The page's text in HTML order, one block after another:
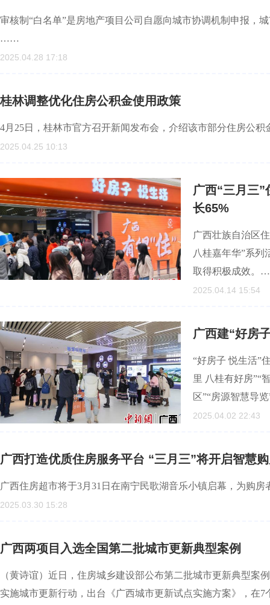
审核制“白名单”是房地产项目公司自愿向城市协调机制申报，
……
2025.04.28 17:18
桂林调整优化住房公积金使用政策
4月25日，桂林市官方召开新闻发布会，介绍该市部分住房公
2025.04.25 10:13
广西“三月三
长65%
广西壮族自治区
八桂嘉年华”系列
取得积极成效。
2025.04.14 15:54
广西建“好房
“好房子 悦生活”
里 八桂有好房”“
区”“房源智慧导
2025.04.02 22:43
广西打造优质住房服务平台 “三月三”将开启智慧
广西住房超市将于3月31日在南宁民歌湖音乐小镇启幕，为购
2025.03.30 15:28
广西两项目入选全国第二批城市更新典型案例
（黄诗谊）近日，住房城乡建设部公布第二批城市更新典型案
实施城市更新行动，出台《广西城市更新试点实施方案》，在